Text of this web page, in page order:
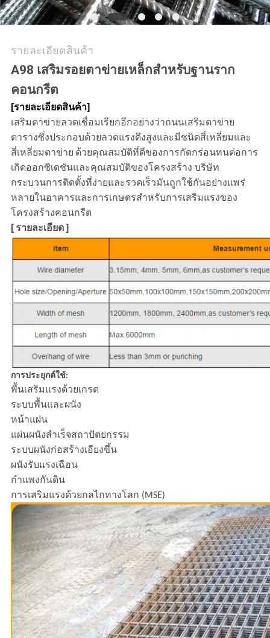
รายละเอียดสินค้า
A98 เสริมรอยตาข่ายเหล็กสำหรับฐานราก
คอนกรีต
[รายละเอียดสินค้า]
เสริมตาข่ายลวดเชื่อมเรียกอีกอย่างว่าถนนเสริมตาข่าย
ตารางซึ่งประกอบด้วยลวดแรงดึงสูงและมีชนิดสี่เหลี่ยมและ
สี่เหลี่ยมตาข่าย ด้วยคุณสมบัติที่ดีของการกัดกร่อนทนต่อการ
เกิดออกซิเดชันและคุณสมบัติของโครงสร้าง บริษัท
กระบวนการติดตั้งที่ง่ายและรวดเร็วมันถูกใช้กันอย่างแพร่
หลายในอาคารและการเกษตรสำหรับการเสริมแรงของ
โครงสร้างคอนกรีต
[ รายละเอียด]
การประยุกต์ใช้:
พื้นเสริมแรงด้วยเกรด
ระบบพื้นและผนัง
หน้าแผ่น
แผ่นผนังสำเร็จสถาปัตยกรรม
ระบบผนังก่อสร้างเอียงขึ้น
ผนังรับแรงเฉือน
กำแพงกันดิน
การเสริมแรงด้วยกลไกทางโลก (MSE)